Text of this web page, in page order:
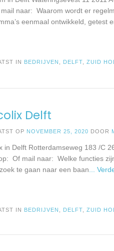
naar: Waarom wordt er
eenmaal ontwikkeld, getest
IN BEDRIJVEN DELFT ,ZUID
Delft
OP NOVEMBER 25, 2020 DOOR
in Delft Rotterdamseweg 183 /C
Of mail naar: Welke functies
te gaan naar een baan ...
IN BEDRIJVEN DELFT ,ZUID